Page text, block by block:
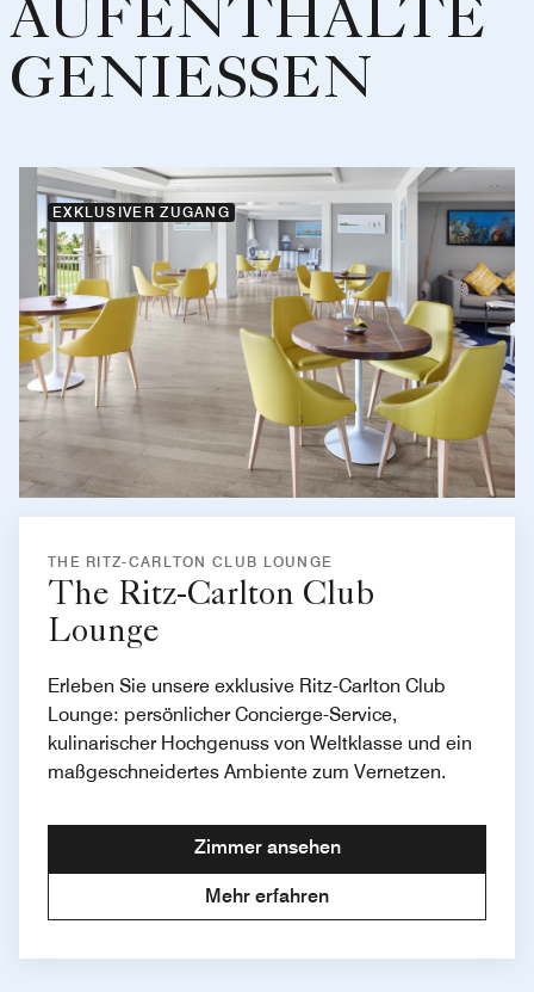
AUFENTHALTE
GENIESSEN
EXKLUSIVER ZUGANG
THE RITZ-CARLTON CLUB LOUNGE
The Ritz-Carlton Club
Lounge
Erleben Sie unsere exklusive Ritz-Carlton Club
Lounge: persönlicher Concierge-Service,
kulinarischer Hochgenuss von Weltklasse und ein
maßgeschneidertes Ambiente zum Vernetzen.
Zimmer ansehen
Mehr erfahren